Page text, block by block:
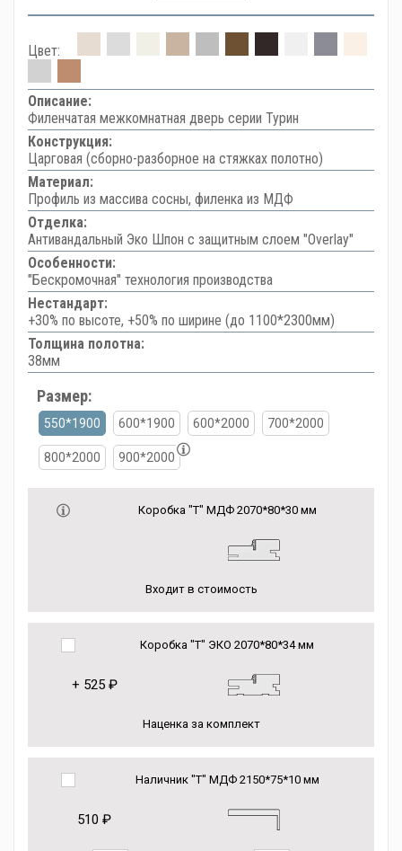
Цвет:
Описание:
Филенчатая межкомнатная дверь серии Турин
Конструкция:
Царговая (сборно-разборное на стяжках полотно)
Материал:
Профиль из массива сосны, филенка из МДФ
Отделка:
Антивандальный Эко Шпон с защитным слоем "Overlay"
Особенности:
"Бескромочная" технология производства
Нестандарт:
+30% по высоте, +50% по ширине (до 1100*2300мм)
Толщина полотна:
38мм
Размер:
550*1900 600*1900 600*2000 700*2000
800*2000 900*2000
Коробка "Т" МДФ 2070*80*30 мм
Входит в стоимость
Коробка "Т" ЭКО 2070*80*34 мм
+ 525 ₽
Наценка за комплект
Наличник "Т" МДФ 2150*75*10 мм
510 ₽